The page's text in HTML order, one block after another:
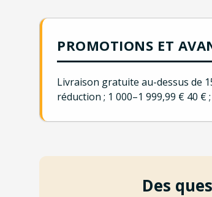
PROMOTIONS ET
Livraison gratuite au-dessus de
réduction ; 1 000–1 999,99 € 40
Des